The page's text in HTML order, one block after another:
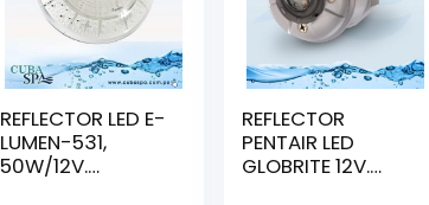
REFLECTOR LED E-
LUMEN-531,
50W/12V.
REFLECTOR
PENTAIR LED
GLOBRITE 12V.